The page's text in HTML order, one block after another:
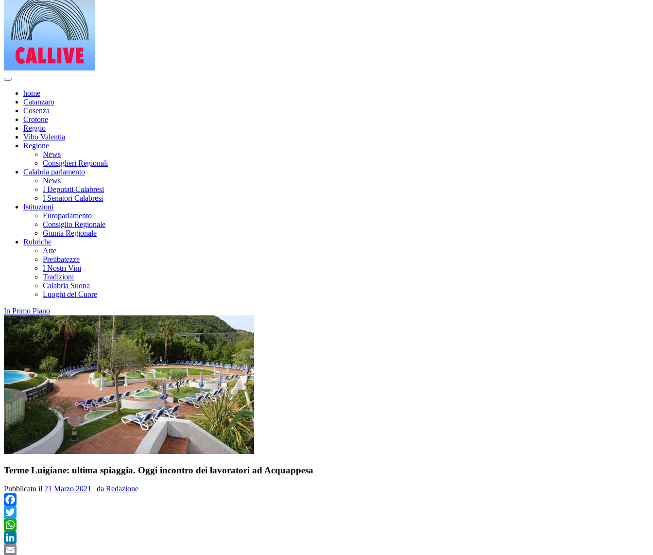
home
Catanzaro
Cosenza
Crotone
Reggio
Vibo Valentia
Regione
News
Consiglieri Regionali
Calabria parlamento
News
I Deputati Calabresi
I Senatori Calabresi
Istituzioni
Europarlamento
Consiglio Regionale
Giunta Regionale
Rubriche
Arte
Prelibatezze
I Nostri Vini
Tradizioni
Calabria Suona
Luoghi del Cuore
In Primo Piano
Terme Luigiane: ultima spiaggia. Oggi incontro dei lavoratori ad Acquappesa
Pubblicato il 21 Marzo 2021 | da Redazione
Facebook
Twitter
WhatsApp
LinkedIn